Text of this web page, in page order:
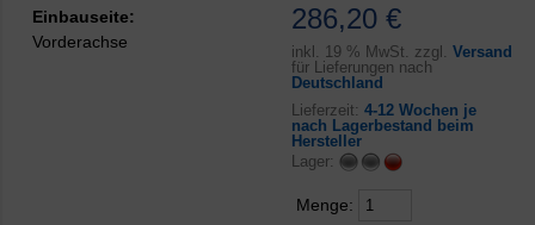
286,20 €
inkl. 19 % MwSt. zzgl. Versand
für Lieferungen nach
Deutschland
Lieferzeit: 4-12 Wochen je
nach Lagerbestand beim
Hersteller
Lager:
Menge:
Einbauseite:
Vorderachse